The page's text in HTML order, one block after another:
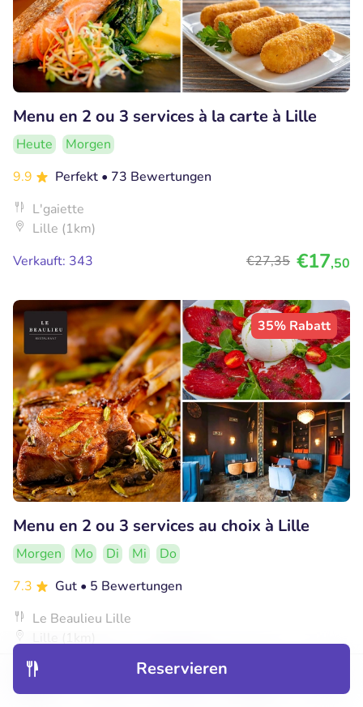
Entdecken
Reservieren
Menu en 2 ou 3 services à la carte à Lille
Heute
Morgen
9.9
Perfekt • 73 Bewertungen
L'gaiette
Lille (1km)
Verkauft: 343
€27,35 €17,50
35% Rabatt
Menu en 2 ou 3 services au choix à Lille
Morgen Mo Di Mi
Do
7.3
Gut • 5 Bewertungen
Le Beaulieu Lille
Verkauft: 186